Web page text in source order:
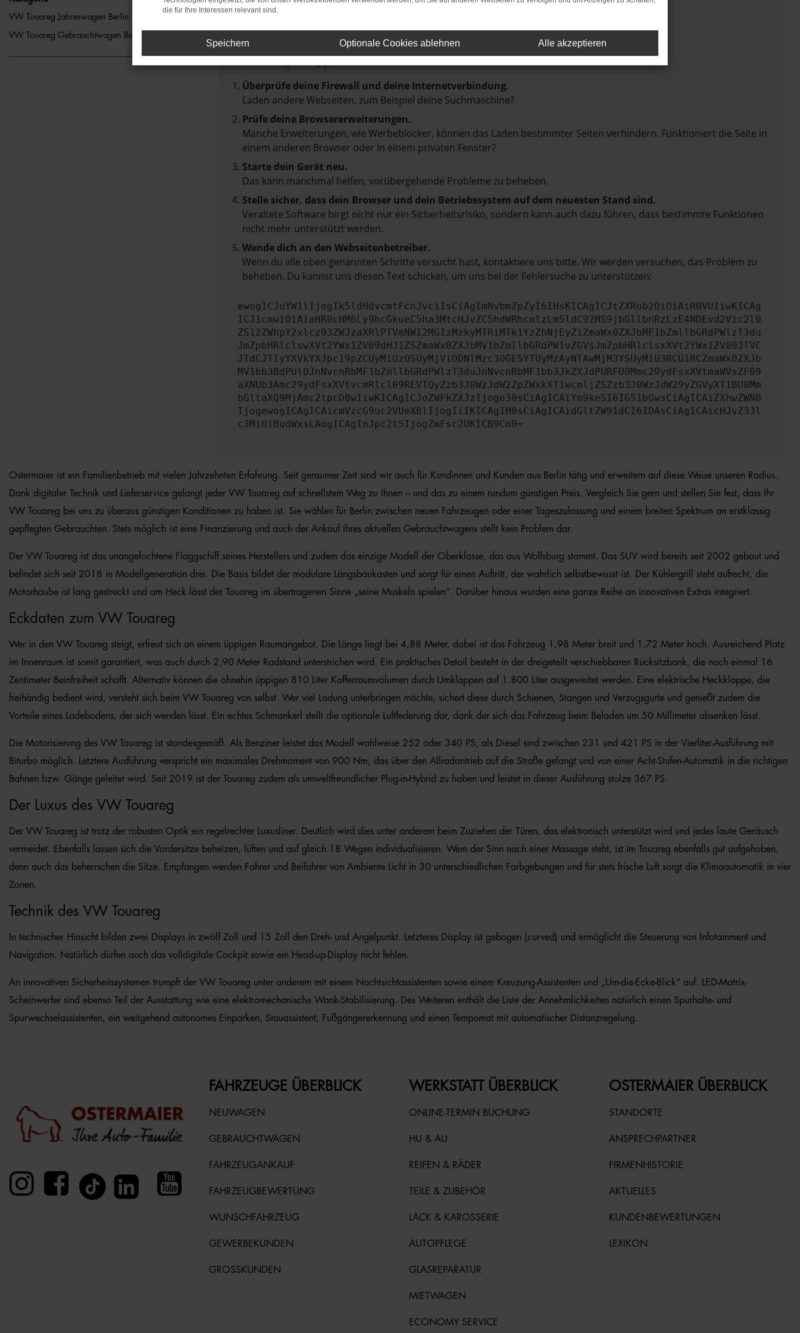
VW Touareg Jahreswagen Berlin
VW Touareg Gebrauchtwagen Berlin
Beim Laden ist ein Fehler aufgetreten.
Hier sind ein paar Tipps, die dir helfen können:
Überprüfe deine Firewall und deine Internetverbindung.
Laden andere Webseiten, zum Beispiel deine Suchmaschine?
Prüfe deine Browsererweiterungen.
Manche Erweiterungen, wie Werbeblocker, können das Laden bestimmter Seiten verhindern. Funktioniert die Seite in
einem anderen Browser oder in einem privaten Fenster?
Starte dein Gerät neu.
Das kann manchmal helfen, vorübergehende Probleme zu beheben.
Stelle sicher, dass dein Browser und dein Betriebssystem auf dem neuesten Stand sind.
Veraltete Software birgt nicht nur ein Sicherheitsrisiko, sondern kann auch dazu führen, dass bestimmte Funktionen
nicht mehr unterstützt werden.
Wende dich an den Webseitenbetreiber.
Wenn du alle oben genannten Schritte versucht hast, kontaktiere uns bitte. Wir werden versuchen, das Problem zu
beheben. Du kannst uns diesen Text schicken, um uns bei der Fehlersuche zu unterstützen:
ewogICJuYW1lIjogIk5ldHdvcmtFcnJvciIsCiAgImNvbmZpZyI6IHsKICAgICJtZXRob2QiOiAiR0VUIiwKICAg
ICJ1cmwiOiAiaHR0cHM6Ly9hcGkueC5ha3MtcHJvZC5hdWRhcmlzLm5ldC92MS9jbGllbnRzLzE4NDEvd2Vic2l0
ZS12ZWhpY2xlcz93ZWJzaXRlPTVmNWI2MGIzMzkyMTRiMTk1YzZhNjEyZiZmaWx0ZXJbMF1bZmllbGRdPWlzT3du
JmZpbHRlclswXVt2YWx1ZV09dHJ1ZSZmaWx0ZXJbMV1bZmllbGRdPW1vZGVsJmZpbHRlclsxXVt2YWx1ZV09JTVC
JTdCJTIyYXVkYXJpc19pZCUyMiUzQSUyMjViODNlMzc3OGE5YTUyMzAyNTAwMjM3YSUyMiU3RCU1RCZmaWx0ZXJb
MV1bb3BdPUlOJnNvcnRbMF1bZmllbGRdPWlzT3duJnNvcnRbMF1bb3JkZXJdPURFU0Mmc29ydFsxXVtmaWVsZF09
aXNUb3Amc29ydFsxXVtvcmRlcl09REVTQyZzb3J0WzJdW2ZpZWxkXT1wcmljZSZzb3J0WzJdW29yZGVyXT1BU0Mm
bGltaXQ9MjAmc2tpcD0wIiwKICAgICJoZWFkZXJzIjoge30sCiAgICAiYm9keSI6IG51bGwsCiAgICAiZXhwZWN0
IjogewogICAgICAicmVzcG9uc2VUeXBlIjogIiIKICAgIH0sCiAgICAidGltZW91dCI6IDAsCiAgICAicHJvZ3Jl
c3MiOiBudWxsLAogICAgInJpc2t5IjogZmFsc2UKICB9Cn0=
Ostermaier ist ein Familienbetrieb mit vielen Jahrzehnten Erfahrung. Seit geraumer Zeit sind wir auch für Kundinnen und Kunden aus Berlin tätig und erweitern auf diese Weise unseren Radius.
Dank digitaler Technik und Lieferservice gelangt jeder VW Touareg auf schnellstem Weg zu Ihnen – und das zu einem rundum günstigen Preis. Vergleich Sie gern und stellen Sie fest, dass Ihr
VW Touareg bei uns zu überaus günstigen Konditionen zu haben ist. Sie wählen für Berlin zwischen neuen Fahrzeugen oder einer Tageszulassung und einem breiten Spektrum an erstklassig
gepflegten Gebrauchten. Stets möglich ist eine Finanzierung und auch der Ankauf Ihres aktuellen Gebrauchtwagens stellt kein Problem dar.
Der VW Touareg ist das unangefochtene Flaggschiff seines Herstellers und zudem das einzige Modell der Oberklasse, das aus Wolfsburg stammt. Das SUV wird bereits seit 2002 gebaut und
befindet sich seit 2018 in Modellgeneration drei. Die Basis bildet der modulare Längsbaukasten und sorgt für einen Auftritt, der wahrlich selbstbewusst ist. Der Kühlergrill steht aufrecht, die
Motorhaube ist lang gestreckt und am Heck lässt der Touareg im übertragenen Sinne „seine Muskeln spielen“. Darüber hinaus wurden eine ganze Reihe an innovativen Extras integriert.
Eckdaten zum VW Touareg
Wer in den VW Touareg steigt, erfreut sich an einem üppigen Raumangebot. Die Länge liegt bei 4,88 Meter, dabei ist das Fahrzeug 1,98 Meter breit und 1,72 Meter hoch. Ausreichend Platz
im Innenraum ist somit garantiert, was auch durch 2,90 Meter Radstand unterstrichen wird. Ein praktisches Detail besteht in der dreigeteilt verschiebbaren Rücksitzbank, die noch einmal 16
Zentimeter Beinfreiheit schafft. Alternativ können die ohnehin üppigen 810 Liter Kofferraumvolumen durch Umklappen auf 1.800 Liter ausgeweitet werden. Eine elektrische Heckklappe, die
freihändig bedient wird, versteht sich beim VW Touareg von selbst. Wer viel Ladung unterbringen möchte, sichert diese durch Schienen, Stangen und Verzugsgurte und genießt zudem die
Vorteile eines Ladebodens, der sich wenden lässt. Ein echtes Schmankerl stellt die optionale Luftfederung dar, dank der sich das Fahrzeug beim Beladen um 50 Millimeter absenken lässt.
Die Motorisierung des VW Touareg ist standesgemäß. Als Benziner leistet das Modell wahlweise 252 oder 340 PS, als Diesel sind zwischen 231 und 421 PS in der Vierliter-Ausführung mit
Biturbo möglich. Letztere Ausführung verspricht ein maximales Drehmoment von 900 Nm, das über den Allradantrieb auf die Straße gelangt und von einer Acht-Stufen-Automatik in die richtigen
Bahnen bzw. Gänge geleitet wird. Seit 2019 ist der Touareg zudem als umweltfreundlicher Plug-in-Hybrid zu haben und leistet in dieser Ausführung stolze 367 PS.
Der Luxus des VW Touareg
Der VW Touareg ist trotz der robusten Optik ein regelrechter Luxusliner. Deutlich wird dies unter anderem beim Zuziehen der Türen, das elektronisch unterstützt wird und jedes laute Geräusch
vermeidet. Ebenfalls lassen sich die Vordersitze beheizen, lüften und auf gleich 18 Wegen individualisieren. Wem der Sinn nach einer Massage steht, ist im Touareg ebenfalls gut aufgehoben,
denn auch das beherrschen die Sitze. Empfangen werden Fahrer und Beifahrer von Ambiente Licht in 30 unterschiedlichen Farbgebungen und für stets frische Luft sorgt die Klimaautomatik in vier
Zonen.
Technik des VW Touareg
In technischer Hinsicht bilden zwei Displays in zwölf Zoll und 15 Zoll den Dreh- und Angelpunkt. Letzteres Display ist gebogen (curved) und ermöglicht die Steuerung von Infotainment und
Navigation. Natürlich dürfen auch das volldigitale Cockpit sowie ein Head-up-Display nicht fehlen.
An innovativen Sicherheitssystemen trumpft der VW Touareg unter anderem mit einem Nachtsichtassistenten sowie einem Kreuzung-Assistenten und „Um-die-Ecke-Blick“ auf. LED-Matrix-
Scheinwerfer sind ebenso Teil der Ausstattung wie eine elektromechanische Wank-Stabilisierung. Des Weiteren enthält die Liste der Annehmlichkeiten natürlich einen Spurhalte- und
Spurwechselassistenten, ein weitgehend autonomes Einparken, Stauassistent, Fußgängererkennung und einen Tempomat mit automatischer Distanzregelung.
FAHRZEUGE ÜBERBLICK
NEUWAGEN
GEBRAUCHTWAGEN
FAHRZEUGANKAUF
FAHRZEUGBEWERTUNG
WUNSCHFAHRZEUG
GEWERBEKUNDEN
GROSSKUNDEN
WERKSTATT ÜBERBLICK
ONLINE-TERMIN BUCHUNG
HU & AU
REIFEN & RÄDER
TEILE & ZUBEHÖR
LACK & KAROSSERIE
AUTOPFLEGE
GLASREPARATUR
MIETWAGEN
ECONOMY SERVICE
OSTERMAIER ÜBERBLICK
STANDORTE
ANSPRECHPARTNER
FIRMENHISTORIE
AKTUELLES
KUNDENBEWERTUNGEN
LEXIKON
die für Ihre Interessen relevant sind.
Speichern Optionale Cookies ablehnen Alle akzeptieren